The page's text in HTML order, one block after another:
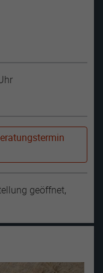
geöffnet,